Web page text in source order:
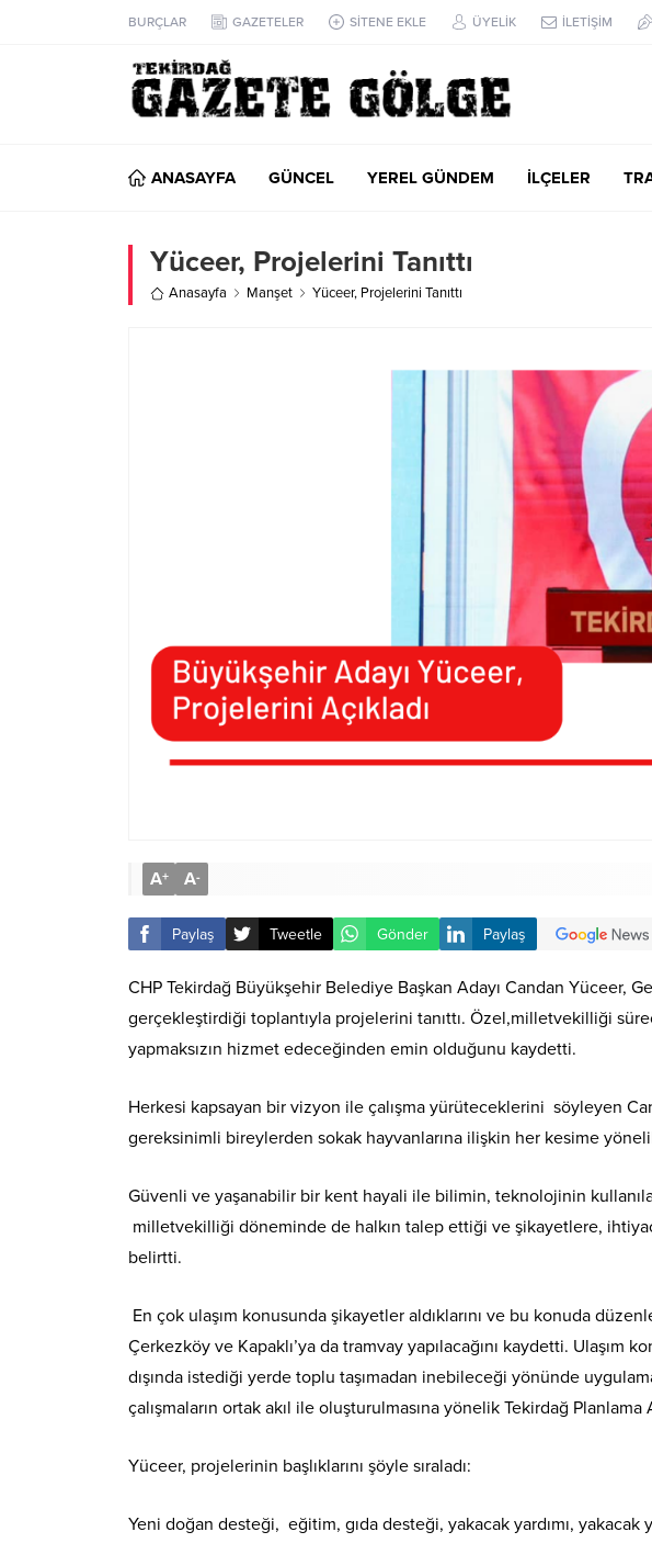
BURÇLAR GAZETELER SİTENE EKLE ÜYELİK İLETİŞİM
ANASAYFA GÜNCEL YEREL GÜNDEM İLÇELER
Yüceer, Projelerini Tanıttı
Anasayfa Manşet Yüceer, Projelerini Tanıttı
A+ A-
Paylaş Tweetle Gönder Paylaş
CHP Tekirdağ Büyükşehir Belediye Başkan Adayı Candan Yüceer,
gerçekleştirdiği toplantıyla projelerini tanıttı. Özel,milletvekilliği
yapmaksızın hizmet edeceğinden emin olduğunu kaydetti.
Herkesi kapsayan bir vizyon ile çalışma yürüteceklerini söyleyen
gereksinimli bireylerden sokak hayvanlarına ilişkin her kesime
Güvenli ve yaşanabilir bir kent hayali ile bilimin, teknolojinin
milletvekilliği döneminde de halkın talep ettiği ve şikayetlere,
belirtti.
En çok ulaşım konusunda şikayetler aldıklarını ve bu konuda
Çerkezköy ve Kapaklı’ya da tramvay yapılacağını kaydetti. Ulaşım
dışında istediği yerde toplu taşımadan inebileceği yönünde
çalışmaların ortak akıl ile oluşturulmasına yönelik Tekirdağ Planlama
Yüceer, projelerinin başlıklarını şöyle sıraladı:
Yeni doğan desteği, eğitim, gıda desteği, yakacak yardımı, yakacak